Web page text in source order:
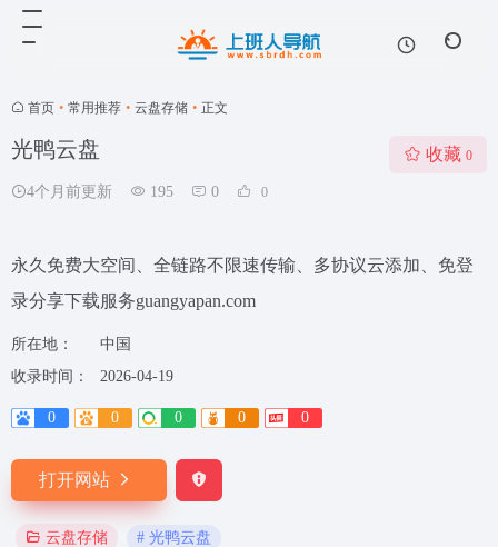
首页 • 常用推荐 • 云盘存储 • 正文
光鸭云盘
4个月前更新 195 0 0
收藏 0
永久免费大空间、全链路不限速传输、多协议云添加、免登
录分享下载服务guangyapan.com
所在地：
中国
收录时间：
2026-04-19
0 0 0 0 0
打开网站
云盘存储 # 光鸭云盘